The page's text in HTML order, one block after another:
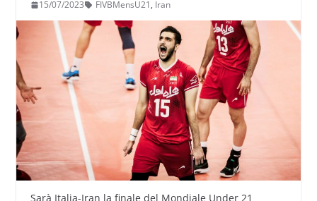
2019
15/07/2023 FIVBMensU21, Iran
Sarà Italia-Iran la finale del Mondiale Under 21